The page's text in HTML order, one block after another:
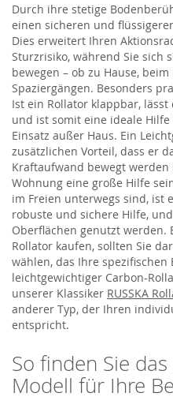
Durch ihre stetige
einen sicheren und
Dies erweitert Ihren
Sturzrisiko, während Sie sich
bewegen – ob zu Hause,
Spaziergängen. Besonders
Ist ein Rollator klappbar,
und ist somit eine ideale
Einsatz außer Haus. Ein
zusätzlichen Vorteil, dass er
Kraftaufwand bewegt
Wohnung eine große Hilfe
im Freien unterwegs sind, ist
robuste und sichere Hilfe,
Oberflächen genutzt werden.
Rollator kaufen, sollten Sie
wählen, das Ihre
leichtgewichtiger Carbon-
unserer Klassiker RUSSKA
anderer Typ, der Ihren
entspricht.
So finden Sie
Modell für Ihre